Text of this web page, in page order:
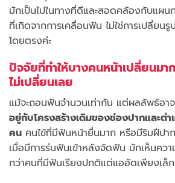
มักเป็นไปในทางที่ดีและสอดคล้องกับแผน
ที่เกิดจากการเคลื่อนฟัน ไม่ใช่การเปลี่ยน
โดยตรงค่ะ
ปัจจัยที่ทำให้บางคนหน้าเปลี่ยนม
ไม่เปลี่ยนเลย
แม้จะถอนฟันจำนวนเท่ากัน แต่ผลลัพธ์อา
อยู่กับโครงสร้างเดิมของช่องปากและต
คน คนไข้ที่มีฟันหน้ายื่นมาก หรือมีริมฝีป
เมื่อมีการร่นฟันเข้าหลังจัดฟัน มักเห็นคว
กว่าคนที่มีฟันเรียงปกติแต่แออัดเพียงเล็